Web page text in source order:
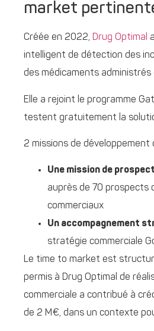
market
Créée en 2022, Drug Optimal
intelligent de détection des
des médicaments administrés
Elle a rejoint le programme
testent gratuitement la
2 missions de
Une mission de
auprès de 70 prospects
commerciaux
Un accompagnement
stratégie commerciale
Le time to market est
permis à Drug Optimal de
commerciale a contribué à
de 2 M€, dans un contexte